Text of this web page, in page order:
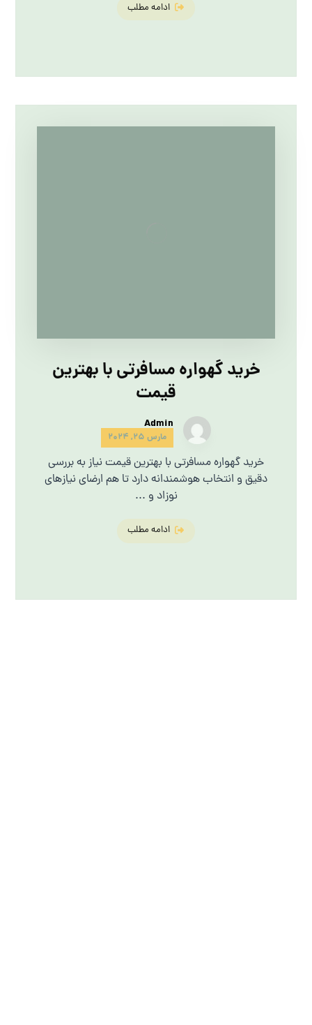
ادامه مطلب
خرید گهواره مسافرتی با بهترین
قیمت
Admin
مارس 25, 2024
خرید گهواره مسافرتی با بهترین قیمت نیاز به بررسی
دقیق و انتخاب هوشمندانه دارد تا هم ارضای نیازهای
نوزاد و ...
ادامه مطلب